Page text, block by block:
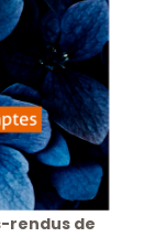
rendus de